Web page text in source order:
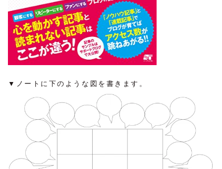
▼ノートに下のような図を書きます。